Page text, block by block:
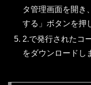
タ管理画面を開き
する」ボタンを押
2.で発行されたコ
をダウンロードし